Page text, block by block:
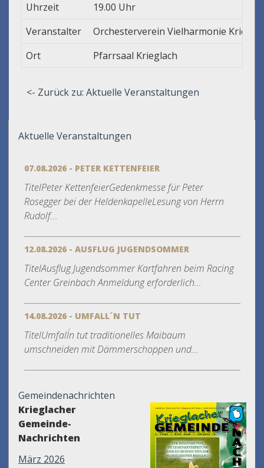
Uhrzeit
19.00 Uhr
Veranstalter
Orchesterverein Vielharmonie
Ort
Pfarrsaal Krieglach
<- Zurück zu: Aktuelle Veranstaltungen
Aktuelle Veranstaltungen
07.08.2026 - PETER KETTENFEIER
TitelPeter KettenfeierGedenkmesse für Peter
Rosegger bei der HeldenkapelleLesung von Herrn
Rudolf...
12.08.2026 - AUSFLUG JUGENDSOMMER
TitelAusflug Jugendsommer Kartfahren beim Racing
Center Greinbach Anmeldung erforderlich...
14.08.2026 - UMFALL´N TUT
TitelUmfall´n tut traditionelles Maibaum
umschneiden mit Dämmerschoppen und...
Gemeindenachrichten
Krieglacher
Gemeinde-
Nachrichten
März 2026